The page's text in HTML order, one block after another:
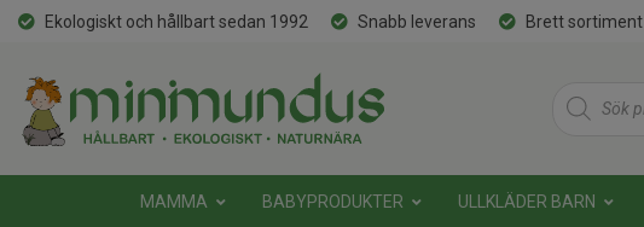
Ekologiskt och hållbart sedan 1992 Snabb leverans Brett sortiment
Products
search
MAMMA BABYPRODUKTER ULLKLÄDER BARN